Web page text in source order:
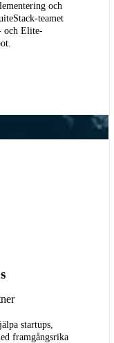
och
teamet
och Elite-
startups,
framgångsrika